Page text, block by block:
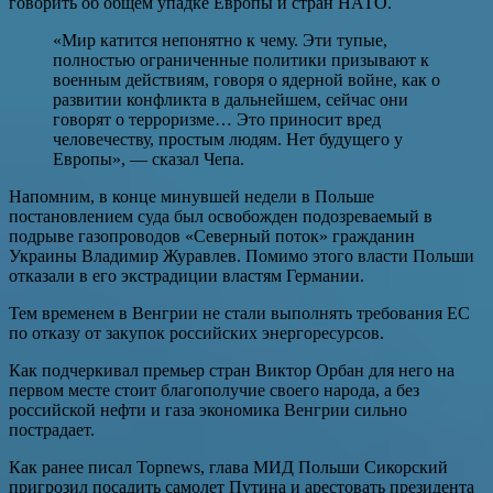
«Мир катится непонятно к чему. Эти тупые,
полностью ограниченные политики призывают к
военным действиям, говоря о ядерной войне, как о
развитии конфликта в дальнейшем, сейчас они
говорят о терроризме… Это приносит вред
человечеству, простым людям. Нет будущего у
Европы», — сказал Чепа.
Напомним, в конце минувшей недели в Польше
постановлением суда был освобожден подозреваемый в
подрыве газопроводов «Северный поток» гражданин
Украины Владимир Журавлев. Помимо этого власти Польши
отказали в его экстрадиции властям Германии.
Тем временем в Венгрии не стали выполнять требования ЕС
по отказу от закупок российских энергоресурсов.
Как подчеркивал премьер стран Виктор Орбан для него на
первом месте стоит благополучие своего народа, а без
российской нефти и газа экономика Венгрии сильно
пострадает.
Как ранее писал Topnews, глава МИД Польши Сикорский
пригрозил посадить самолет Путина и арестовать президента